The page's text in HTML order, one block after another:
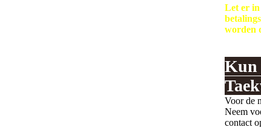
Let er in
worden
Kun
Voor de
Neem
contact